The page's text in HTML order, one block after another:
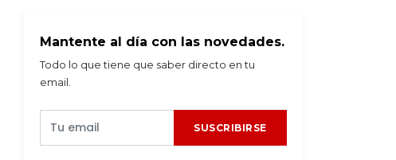
Mantente al día con las novedades.
Todo lo que tiene que saber directo en tu
email.
SUSCRIBIRSE